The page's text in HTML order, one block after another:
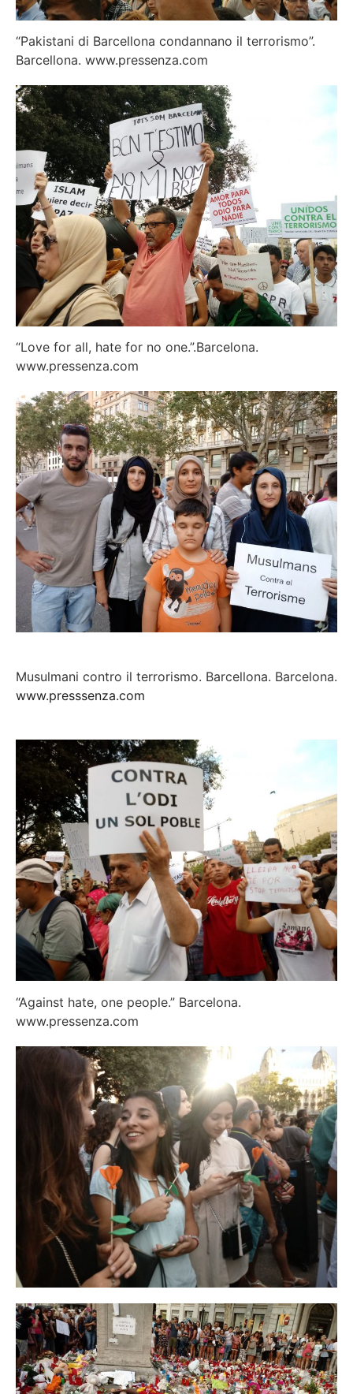
“Pakistani di Barcellona condannano il terrorismo”.
Barcellona. www.pressenza.com
“Love for all, hate for no one.”.Barcelona.
www.pressenza.com
Musulmani contro il terrorismo. Barcellona. Barcelona.
www.presssenza.com
“Against hate, one people.” Barcelona.
www.pressenza.com